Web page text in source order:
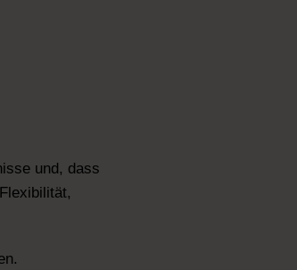
und, dass